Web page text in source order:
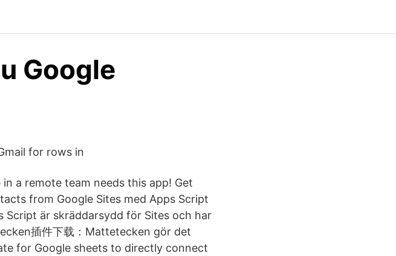
Google
for rows in
a remote team needs this app! Get
from Google Sites med Apps Script
är skräddarsydd för Sites och har
插件下载：Mattetecken gör det
for Google sheets to directly connect